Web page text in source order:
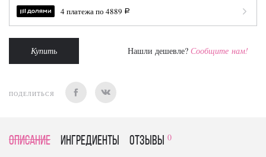
4 платежа по 4889 a
Купить Нашли дешевле? Сообщите нам!
ПОДЕЛИТЬСЯ
Описание Ингредиенты отзывы 0